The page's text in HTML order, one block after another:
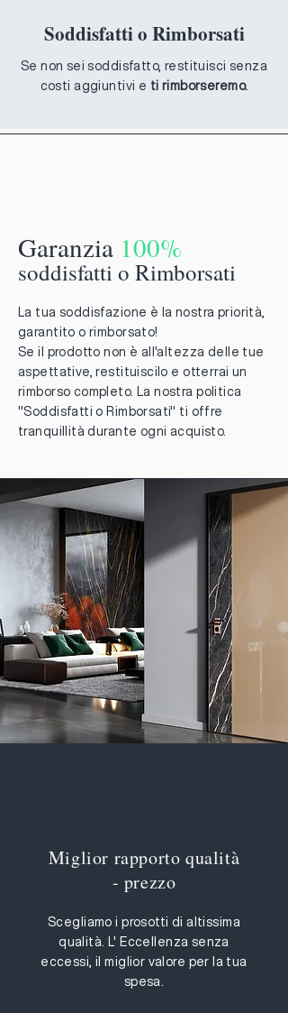
Soddisfatti o Rimborsati
Se non sei soddisfatto, restituisci senza
costi aggiuntivi e ti rimborseremo.
Garanzia 100%
soddisfatti o Rimborsati
La tua soddisfazione è la nostra priorità,
garantito o rimborsato!
Se il prodotto non è all'altezza delle tue
aspettative, restituiscilo e otterrai un
rimborso completo. La nostra politica
"Soddisfatti o Rimborsati" ti offre
tranquillità durante ogni acquisto.
Miglior rapporto qualità
- prezzo
Scegliamo i prosotti di altissima
qualità. L' Eccellenza senza
eccessi, il miglior valore per la tua
spesa.